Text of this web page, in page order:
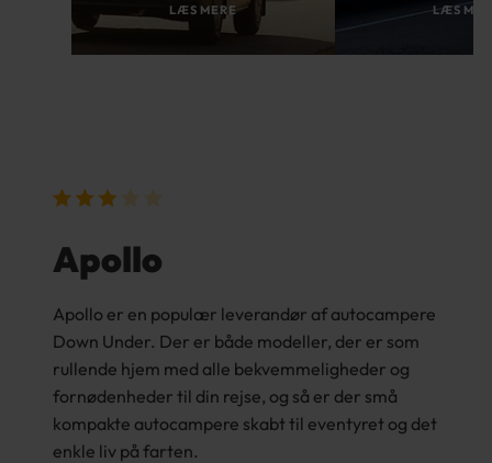
LÆS MERE LÆS
Apollo
Apollo er en populær leverandør af autocampere
Down Under. Der er både modeller, der er som
rullende hjem med alle bekvemmeligheder og
fornødenheder til din rejse, og så er der små
kompakte autocampere skabt til eventyret og det
enkle liv på farten.